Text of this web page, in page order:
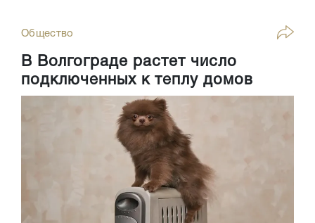
Общество
В Волгограде растет число
подключенных к теплу домов